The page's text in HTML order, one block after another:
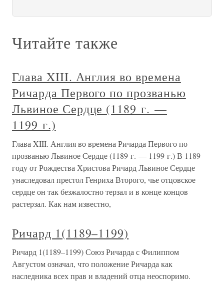
Читайте также
Глава XIII. Англия во времена
Ричарда Первого по прозванью
Львиное Сердце (1189 г. —
1199 г.)
Глава XIII. Англия во времена Ричарда Первого по
прозванью Львиное Сердце (1189 г. — 1199 г.) В 1189
году от Рождества Христова Ричард Львиное Сердце
унаследовал престол Генриха Второго, чье отцовское
сердце он так безжалостно терзал и в конце концов
растерзал. Как нам известно,
Ричард 1(1189–1199)
Ричард 1(1189–1199) Союз Ричарда с Филиппом
Августом означал, что положение Ричарда как
наследника всех прав и владений отца неоспоримо.